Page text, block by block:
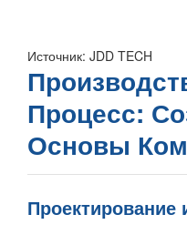
Источник: JDD TECH
Процесс:
Основы
Проектирование